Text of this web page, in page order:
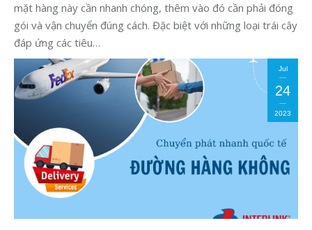
mặt hàng này cần nhanh chóng, thêm vào đó cần phải đóng
gói và vận chuyển đúng cách. Đặc biệt với những loại trái cây
đáp ứng các tiêu…
Jul
24
2023